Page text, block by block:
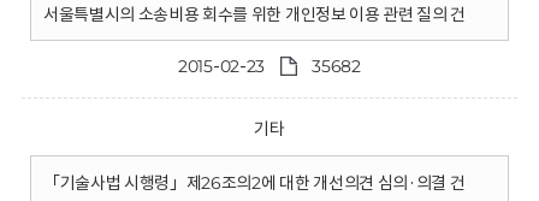
서울특별시의 소송비용 회수를 위한 개인정보 이용 관련 질의 건
2015-02-23 35682
기타
「기술사법 시행령」제26조의2에 대한 개선의견 심의·의결 건